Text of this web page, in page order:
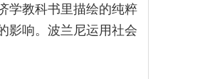
学教科书里描绘的纯粹
影响。波兰尼运用社会